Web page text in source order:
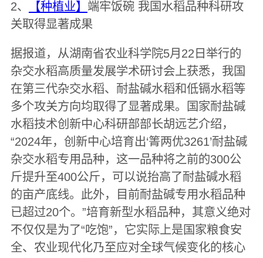
2、 【种植业】 端牢饭碗 我国水稻品种科研攻
关取得显著成果
据报道，从湖南省农业科学院5月22日举行的
杂交水稻高质量发展学术研讨会上获悉，我国
在第三代杂交水稻、耐盐碱水稻和低镉水稻等
多个攻关方向均取得了显著成果。国家耐盐碱
水稻技术创新中心科研部部长胡远艺介绍，
“2024年，创新中心培育出‘箐两优3261’耐盐碱
杂交水稻专用品种，这一品种将之前的300公
斤提升至400公斤，可以说抬高了耐盐碱水稻
的亩产底线。此外，目前耐盐碱专用水稻品种
已超过20个。”培育新型水稻品种，其意义绝对
不仅仅是为了“吃饱”，它实际上是国家粮食安
全、农业现代化乃至应对全球气候变化的核心